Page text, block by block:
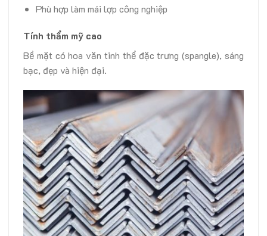
Phù hợp làm mái lợp công nghiệp
Tính thẩm mỹ cao
Bề mặt có hoa văn tinh thể đặc trưng (spangle), sáng
bạc, đẹp và hiện đại.